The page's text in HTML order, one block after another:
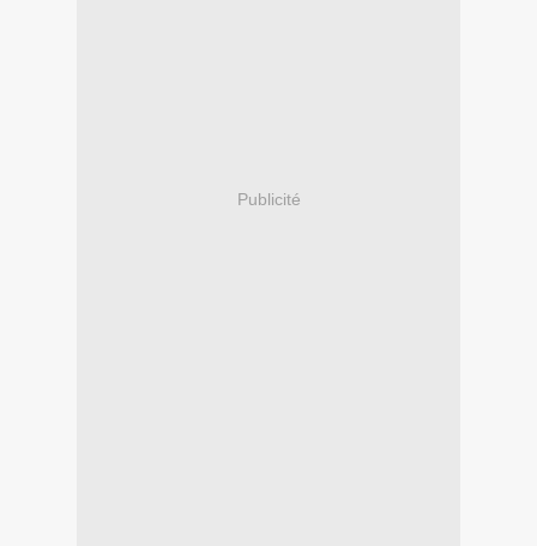
Publicité